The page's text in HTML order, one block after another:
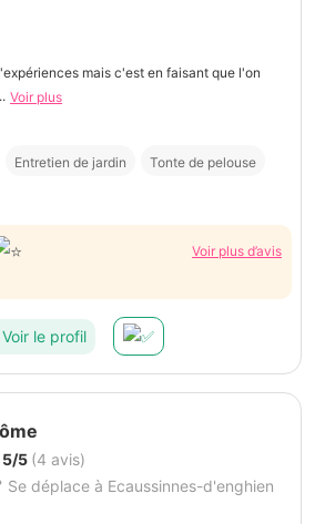
mais c'est en faisant que l'on
Voir plus
Entretien de jardin Tonte de pelouse
Voir plus d’avis
Voir le profil
5/5 (4 avis)
Se déplace à Ecaussinnes-d'enghien